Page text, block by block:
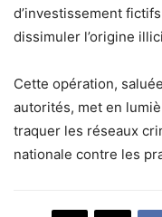
d’investissement
dissimuler l’origine
Cette opération,
autorités, met en
traquer les réseaux
nationale contre les